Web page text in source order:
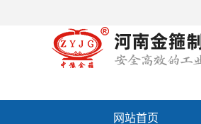
网站首页